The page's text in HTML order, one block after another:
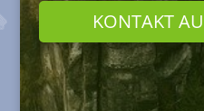
KONTAKT